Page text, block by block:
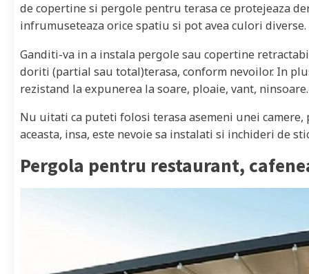
de copertine si pergole pentru terasa ce protejeaza
infrumuseteaza orice spatiu si pot avea culori diverse.
Ganditi-va in a instala pergole sau copertine
doriti (partial sau total)terasa, conform nevoilor. In
rezistand la expunerea la soare, ploaie, vant, ninsoare.
Nu uitati ca puteti folosi terasa asemeni unei
aceasta, insa, este nevoie sa instalati si inchideri de
Pergola pentru restaurant,